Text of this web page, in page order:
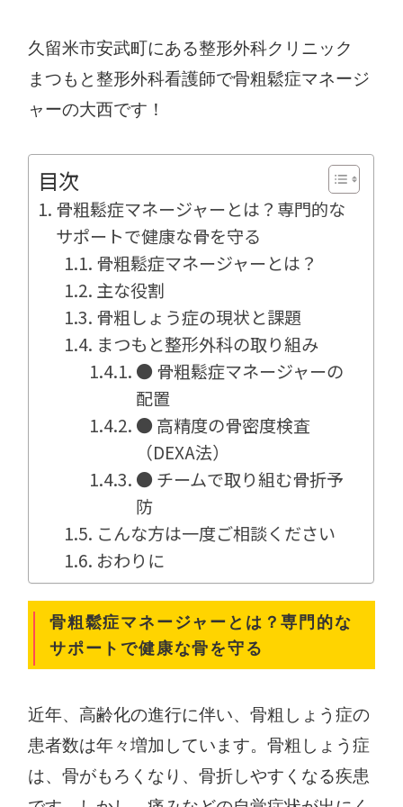
久留米市安武町にある整形外科クリニック
まつもと整形外科看護師で骨粗鬆症マネージ
ャーの大西です！
目次
骨粗鬆症マネージャーとは？専門的な
サポートで健康な骨を守る
骨粗鬆症マネージャーとは？
主な役割
骨粗しょう症の現状と課題
まつもと整形外科の取り組み
● 骨粗鬆症マネージャーの
配置
● 高精度の骨密度検査
（DEXA法）
● チームで取り組む骨折予
防
こんな方は一度ご相談ください
おわりに
骨粗鬆症マネージャーとは？専門的な
サポートで健康な骨を守る
近年、高齢化の進行に伴い、骨粗しょう症の
患者数は年々増加しています。骨粗しょう症
は、骨がもろくなり、骨折しやすくなる疾患